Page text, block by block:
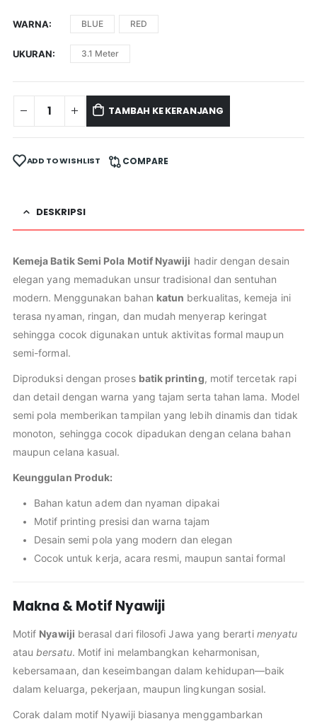
WARNA BLUE RED
UKURAN 3.1 Meter
TAMBAH KE KERANJANG
ADD TO WISHLIST COMPARE
DESKRIPSI
Kemeja Batik Semi Pola Motif Nyawiji hadir dengan desain
elegan yang memadukan unsur tradisional dan sentuhan
modern. Menggunakan bahan katun berkualitas, kemeja ini
terasa nyaman, ringan, dan mudah menyerap keringat
sehingga cocok digunakan untuk aktivitas formal maupun
semi-formal.
Diproduksi dengan proses batik printing, motif tercetak rapi
dan detail dengan warna yang tajam serta tahan lama. Model
semi pola memberikan tampilan yang lebih dinamis dan tidak
monoton, sehingga cocok dipadukan dengan celana bahan
maupun celana kasual.
Keunggulan Produk:
Bahan katun adem dan nyaman dipakai
Motif printing presisi dan warna tajam
Desain semi pola yang modern dan elegan
Cocok untuk kerja, acara resmi, maupun santai formal
Makna & Motif Nyawiji
Motif Nyawiji berasal dari filosofi Jawa yang berarti menyatu
atau bersatu. Motif ini melambangkan keharmonisan,
kebersamaan, dan keseimbangan dalam kehidupan—baik
dalam keluarga, pekerjaan, maupun lingkungan sosial.
Corak dalam motif Nyawiji biasanya menggambarkan